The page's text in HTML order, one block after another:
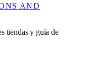
AND
tiendas y guía de